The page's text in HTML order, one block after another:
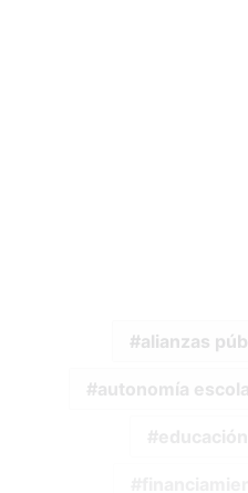
alianzas
autonomía